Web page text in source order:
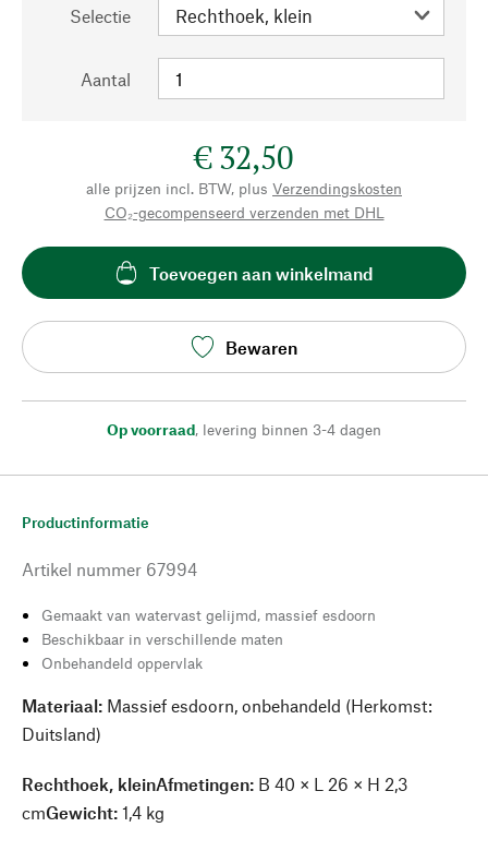
Selectie
Aantal
€ 32,50
alle prijzen incl. BTW, plus Verzendingskosten
CO₂-gecompenseerd verzenden met DHL
Toevoegen aan winkelmand
Bewaren
Op voorraad, levering binnen 3-4 dagen
Productinformatie
Artikel nummer 67994
Gemaakt van watervast gelijmd, massief esdoorn
Beschikbaar in verschillende maten
Onbehandeld oppervlak
Materiaal: Massief esdoorn, onbehandeld (Herkomst:
Duitsland)
Rechthoek, kleinAfmetingen: B 40 × L 26 × H 2,3
cmGewicht: 1,4 kg